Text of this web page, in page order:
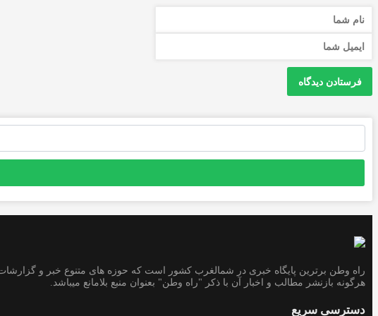
راه وطن برترین پایگاه خبری در شمالغرب کشور است که حوزه های متنوع خبر و
هرگونه بازنشر مطالب و اخبار آن با ذکر "راه وطن" بعنوان منبع بلامانع میباشد.
دسترسی سریع